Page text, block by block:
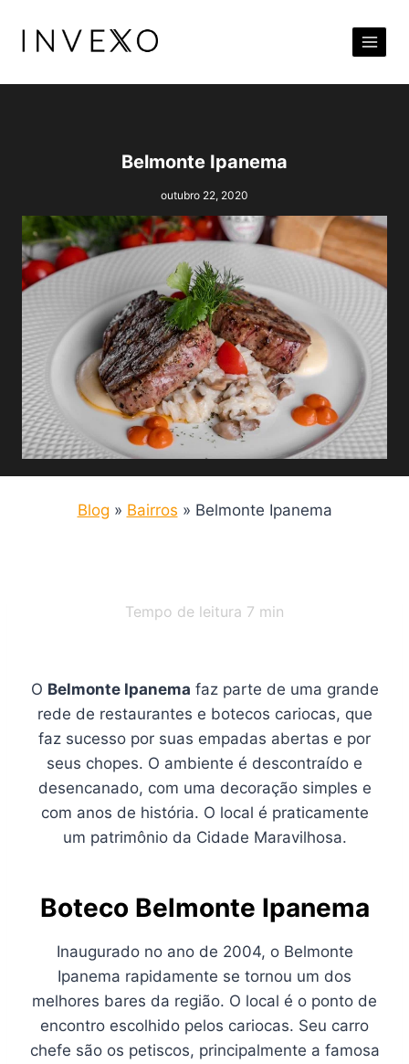
para
Conteúdo
Belmonte Ipanema
outubro 22, 2020
Blog » Bairros » Belmonte Ipanema
Tempo de leitura 7 min
O Belmonte Ipanema faz parte de uma grande
rede de restaurantes e botecos cariocas, que
faz sucesso por suas empadas abertas e por
seus chopes. O ambiente é descontraído e
desencanado, com uma decoração simples e
com anos de história. O local é praticamente
um patrimônio da Cidade Maravilhosa.
Boteco Belmonte Ipanema
Inaugurado no ano de 2004, o Belmonte
Ipanema rapidamente se tornou um dos
melhores bares da região. O local é o ponto de
encontro escolhido pelos cariocas. Seu carro
chefe são os petiscos, principalmente a famosa